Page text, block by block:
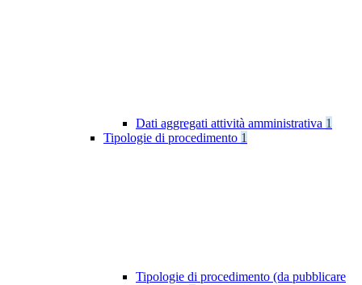
Dati aggregati attività amministrativa 1
Tipologie di procedimento 1
Tipologie di procedimento (da pubblicare